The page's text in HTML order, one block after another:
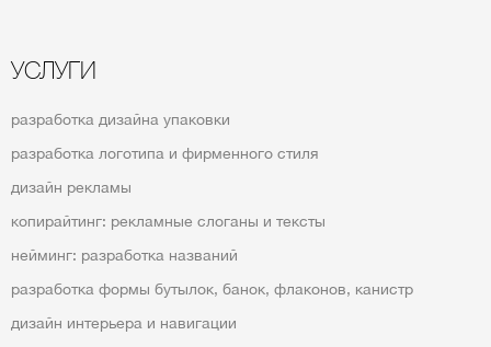
УСЛУГИ
разработка дизайна упаковки
разработка логотипа и фирменного стиля
дизайн рекламы
копирайтинг: рекламные слоганы и тексты
нейминг: разработка названий
разработка формы бутылок, банок, флаконов, канистр
дизайн интерьера и навигации